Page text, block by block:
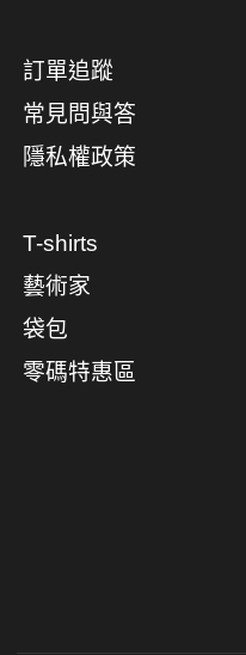
訂單追蹤
常見問與答
隱私權政策
T-shirts
藝術家
袋包
零碼特惠區